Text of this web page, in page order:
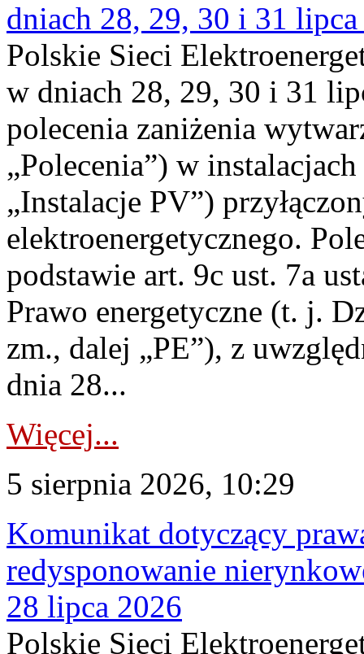
dniach 28, 29, 30 i 31
Polskie Sieci
w dniach 28, 29, 30 i 31
polecenia zaniżenia
„Polecenia”) w
„Instalacje PV”)
elektroenergetycznego.
podstawie art. 9c ust. 7a
Prawo energetyczne (t. j.
zm., dalej „PE”), z
dnia 28...
Więcej...
5 sierpnia 2026, 10:29
Komunikat dotyczący
redysponowanie
28 lipca 2026
Polskie Sieci